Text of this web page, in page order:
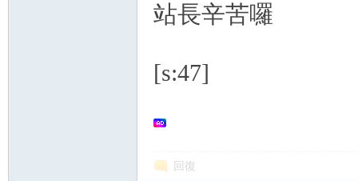
站長辛苦囉
[s:47]
回復